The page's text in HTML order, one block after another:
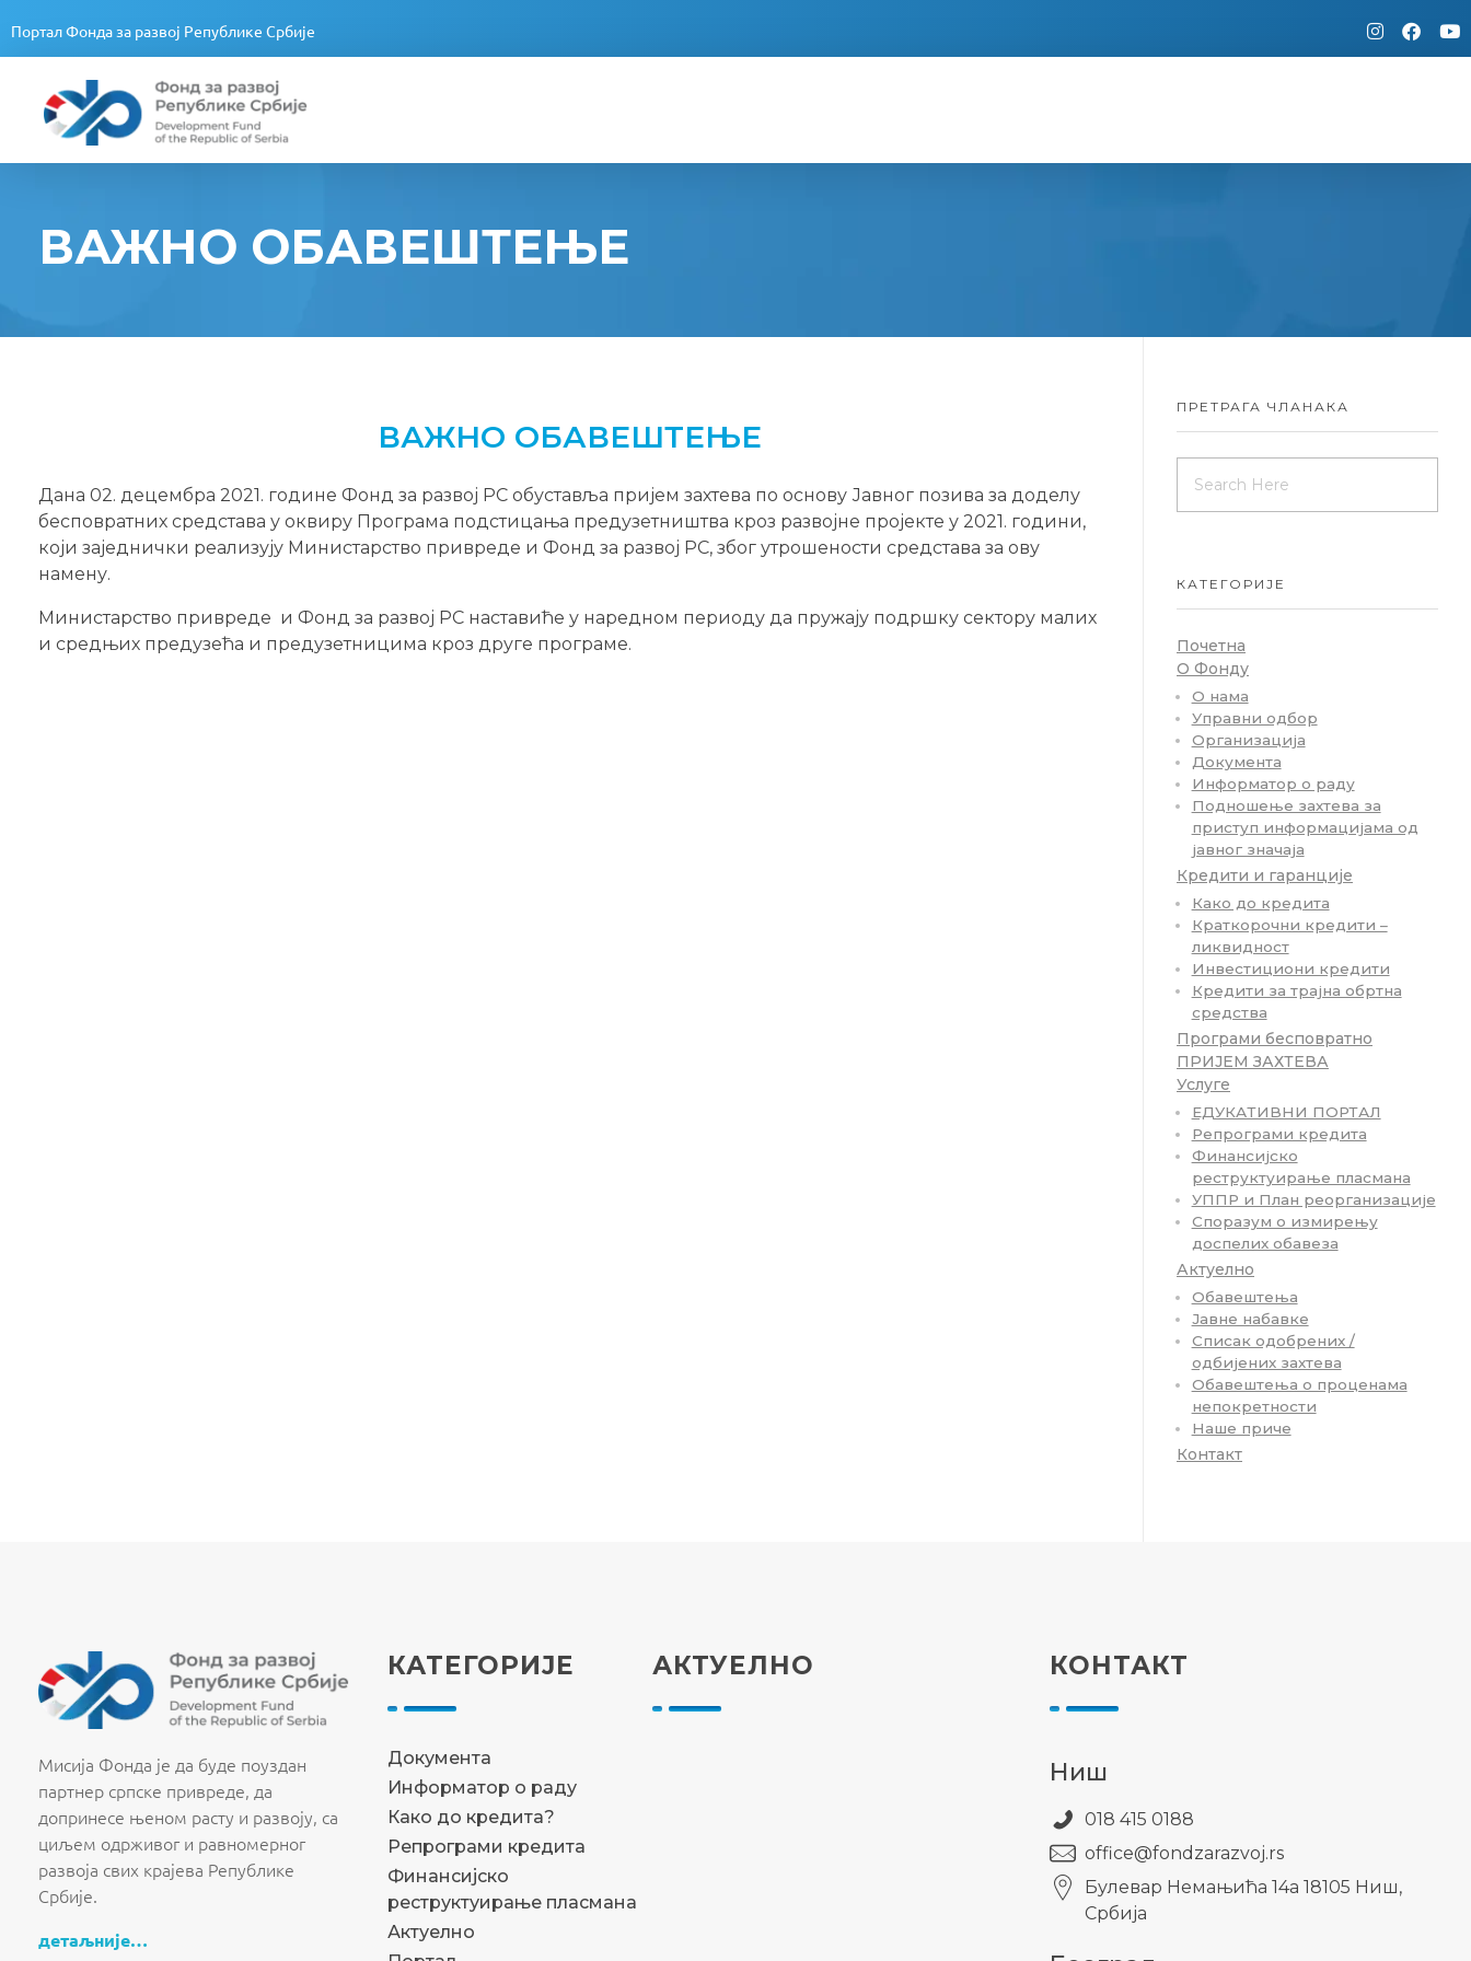
Портал Фонда за развој Републике Србије
Fond za razvoj Republike Srbije
ВАЖНО ОБАВЕШТЕЊЕ
ВАЖНО ОБАВЕШТЕЊЕ
Дана 02. децембра 2021. године Фонд за развој РС обуставља пријем захтева по основу Јавног позива за доделу
бесповратних средстава у оквиру Програма подстицања предузетништва кроз развојне пројекте у 2021. години,
који заједнички реализују Министарство привреде и Фонд за развој РС, због утрошености средстава за ову
намену.
Министарство привреде и Фонд за развој РС наставиће у наредном периоду да пружају подршку сектору малих
и средњих предузећа и предузетницима кроз друге програме.
ПРЕТРАГА ЧЛАНАКА
КАТЕГОРИЈЕ
Почетна
О Фонду
О нама
Управни одбор
Организација
Документа
Информатор о раду
Подношење захтева за
приступ информацијама од
јавног значаја
Кредити и гаранције
Како до кредита
Краткорочни кредити –
ликвидност
Инвестициони кредити
Кредити за трајна обртна
средства
Програми бесповратно
ПРИЈЕМ ЗАХТЕВА
Услуге
ЕДУКАТИВНИ ПОРТАЛ
Репрограми кредита
Финансијско
реструктуирање пласмана
УППР и План реорганизације
Споразум о измирењу
доспелих обавеза
Актуелно
Обавештења
Јавне набавке
Списак одобрених /
одбијених захтева
Обавештења о проценама
непокретности
Наше приче
Контакт
Мисија Фонда је да буде поуздан
партнер српске привреде, да
допринесе њеном расту и развоју, са
циљем одрживог и равномерног
развоја свих крајева Републике
Србије.
детаљније…
КАТЕГОРИЈЕ
Документа
Информатор о раду
Како до кредита?
Репрограми кредита
Финансијско
реструктуирање пласмана
Актуелно
АКТУЕЛНО КОНТАКТ
Ниш
018 415 0188
office@fondzarazvoj.rs
Булевар Немањића 14а 18105 Ниш,
Србија